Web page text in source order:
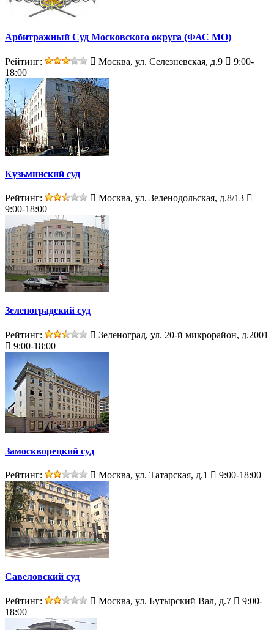
Арбитражный Суд Московского округа (ФАС МО)
Рейтинг: Москва, ул. Селезневская, д.9
9:00-
18:00
Кузьминский суд
Рейтинг:
Москва, ул. Зеленодольская, д.8/13
9:00-18:00
Зеленоградский суд
Рейтинг:
Зеленоград, ул. 20-й микрорайон, д.2001
9:00-18:00
Замоскворецкий суд
Рейтинг: Москва, ул. Татарская, д.1 9:00-18:00
Савеловский суд
Рейтинг: Москва, ул. Бутырский Вал, д.7
9:00-
18:00